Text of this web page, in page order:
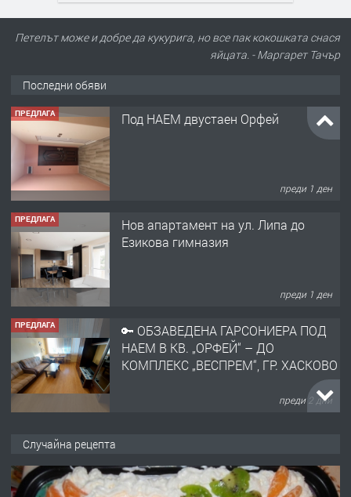
Петелът може и добре да кукурига, но все пак кокошката снася
яйцата. - Маргарет Тачър
Последни обяви
ПРЕДЛАГА Под НАЕМ двустаен Орфей
преди 1 ден
ПРЕДЛАГА
Нов апартамент на ул. Липа до
Езикова гимназия
преди 1 ден
ПРЕДЛАГА
🔑 ОБЗАВЕДЕНА ГАРСОНИЕРА ПОД
НАЕМ В КВ. „ОРФЕЙ“ – ДО
КОМПЛЕКС „ВЕСПРЕМ“, ГР. ХАСКОВО
преди 2 дни
АПАРТАМЕНТ В ЦЕНТЪРА НА ГР.
ХАСКОВО
Случайна рецепта